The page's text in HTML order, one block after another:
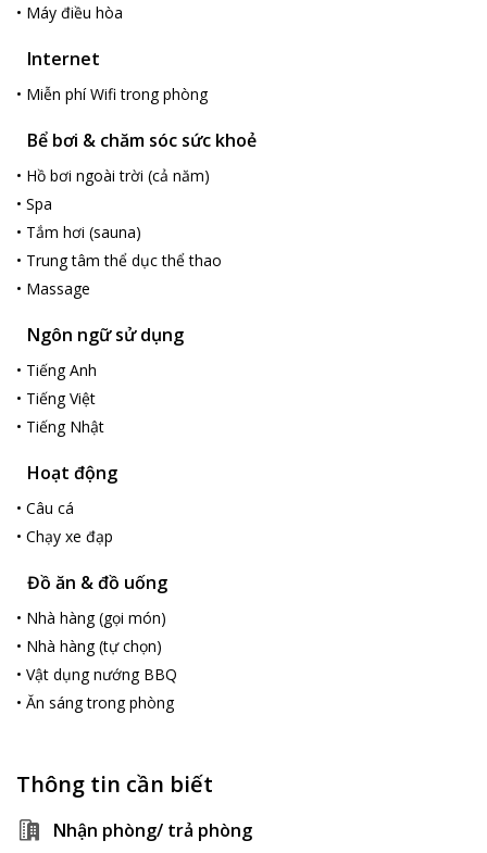
• Máy điều hòa
Internet
• Miễn phí Wifi trong phòng
Bể bơi & chăm sóc sức khoẻ
• Hồ bơi ngoài trời (cả năm)
• Spa
• Tắm hơi (sauna)
• Trung tâm thể dục thể thao
• Massage
Ngôn ngữ sử dụng
• Tiếng Anh
• Tiếng Việt
• Tiếng Nhật
Hoạt động
• Câu cá
• Chạy xe đạp
Đồ ăn & đồ uống
• Nhà hàng (gọi món)
• Nhà hàng (tự chọn)
• Vật dụng nướng BBQ
• Ăn sáng trong phòng
Thông tin cần biết
Nhận phòng/ trả phòng